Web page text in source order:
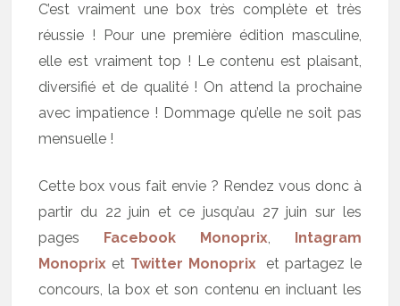
C’est vraiment une box très complète et très
réussie ! Pour une première édition masculine,
elle est vraiment top ! Le contenu est plaisant,
diversifié et de qualité ! On attend la prochaine
avec impatience ! Dommage qu’elle ne soit pas
mensuelle !
Cette box vous fait envie ? Rendez vous donc à
partir du 22 juin et ce jusqu’au 27 juin sur les
pages
Facebook Monoprix,
Intagram
Monoprix et Twitter Monoprix
et partagez le
concours, la box et son contenu en incluant les